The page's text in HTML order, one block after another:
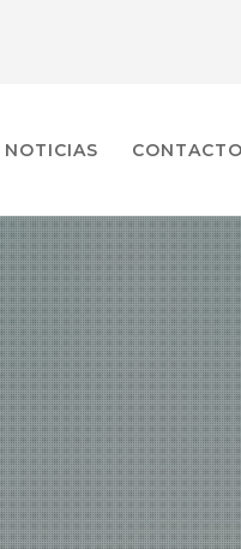
NOTICIAS CONTACTO